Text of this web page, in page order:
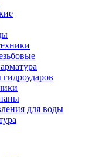
для воды